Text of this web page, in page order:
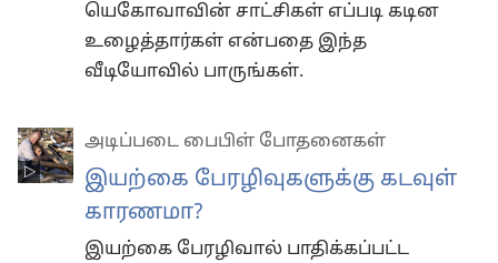
யெகோவாவின் சாட்சிகள் எப்படி கடின
உழைத்தார்கள் என்பதை இந்த
வீடியோவில் பாருங்கள்.
அடிப்படை பைபிள் போதனைகள்
இயற்கை பேரழிவுகளுக்கு கடவுள்
காரணமா?
இயற்கை பேரழிவால் பாதிக்கப்பட்ட